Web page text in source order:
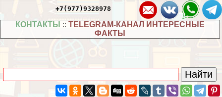
+7(977)9328978
КОНТАКТЫ :: TELEGRAM-КАНАЛ ИНТЕРЕСНЫЕ
ФАКТЫ